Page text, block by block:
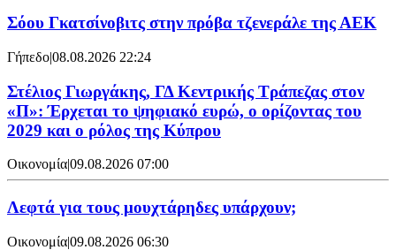
Σόου Γκατσίνοβιτς στην πρόβα τζενεράλε της ΑΕΚ
Γήπεδο|08.08.2026 22:24
Στέλιος Γιωργάκης, ΓΔ Κεντρικής Τράπεζας στον
«Π»: Έρχεται το ψηφιακό ευρώ, ο ορίζοντας του
2029 και ο ρόλος της Κύπρου
Οικονομία|09.08.2026 07:00
Λεφτά για τους μουχτάρηδες υπάρχουν;
Οικονομία|09.08.2026 06:30